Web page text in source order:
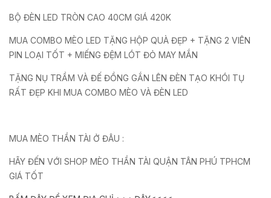
BỘ ĐÈN LED TRÒN CAO 40CM GIÁ 420K
MUA COMBO MÈO LED TẶNG HỘP QUÀ ĐẸP + TẶNG 2 VIÊN
PIN LOẠI TỐT + MIẾNG ĐỆM LÓT ĐỎ MAY MẮN
TẶNG NỤ TRẦM VÀ ĐẾ ĐỒNG GẮN LÊN ĐÈN TẠO KHÓI TỤ
RẤT ĐẸP KHI MUA COMBO MÈO VÀ ĐÈN LED
MUA MÈO THẦN TÀI Ở ĐÂU :
HÃY ĐẾN VỚI SHOP MÈO THẦN TÀI QUẬN TÂN PHÚ TPHCM
GIÁ TỐT